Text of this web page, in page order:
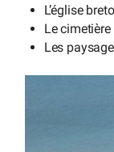
L’église
Le
Les